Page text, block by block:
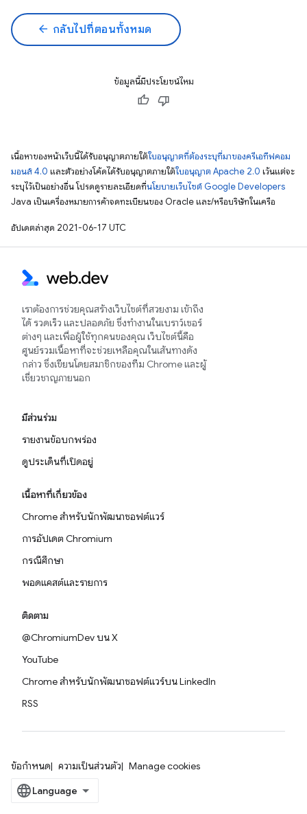
arrow_back กลับไปที่ตอนทั้งหมด
ข้อมูลนี้มีประโยชน์ไหม
เนื้อหาของหน้าเว็บนี้ได้รับอนุญาตภายใต้ใบอนุญาตที่ต้องระบุที่มาของครีเอทีฟคอม
มอนส์ 4.0 และตัวอย่างโค้ดได้รับอนุญาตภายใต้ใบอนุญาต Apache 2.0 เว้นแต่จะ
ระบุไว้เป็นอย่างอื่น โปรดดูรายละเอียดที่นโยบายเว็บไซต์ Google Developers
Java เป็นเครื่องหมายการค้าจดทะเบียนของ Oracle และ/หรือบริษัทในเครือ
อัปเดตล่าสุด 2021-06-17 UTC
เราต้องการช่วยคุณสร้างเว็บไซต์ที่สวยงาม เข้าถึง
ได้ รวดเร็ว และปลอดภัย ซึ่งทำงานในเบราว์เซอร์
ต่างๆ และเพื่อผู้ใช้ทุกคนของคุณ เว็บไซต์นี้คือ
ศูนย์รวมเนื้อหาที่จะช่วยเหลือคุณในเส้นทางดัง
กล่าว ซึ่งเขียนโดยสมาชิกของทีม Chrome และผู้
เชี่ยวชาญภายนอก
มีส่วนร่วม
รายงานข้อบกพร่อง
ดูประเด็นที่เปิดอยู่
เนื้อหาที่เกี่ยวข้อง
Chrome สำหรับนักพัฒนาซอฟต์แวร์
การอัปเดต Chromium
กรณีศึกษา
พอดแคสต์และรายการ
ติดตาม
@ChromiumDev บน X
YouTube
Chrome สำหรับนักพัฒนาซอฟต์แวร์บน LinkedIn
RSS
ข้อกำหนด ความเป็นส่วนตัว Manage cookies